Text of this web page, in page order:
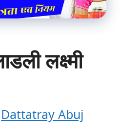
लक्ष्मी
Dattatray Abuj